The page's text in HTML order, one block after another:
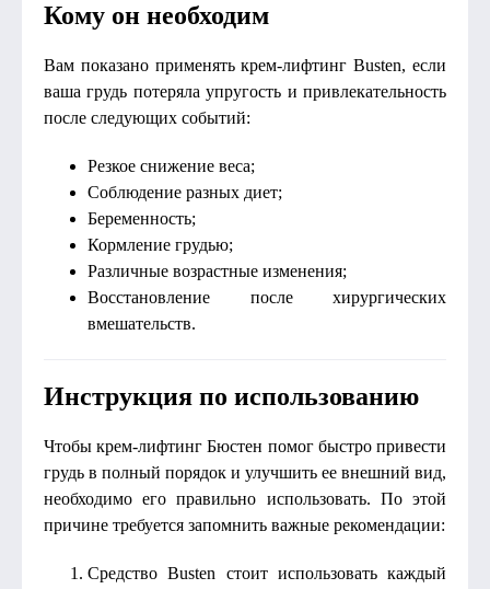
Кому он необходим
Вам показано применять крем-лифтинг Busten, если
ваша грудь потеряла упругость и привлекательность
после следующих событий:
Резкое снижение веса;
Соблюдение разных диет;
Беременность;
Кормление грудью;
Различные возрастные изменения;
Восстановление после хирургических
вмешательств.
Инструкция по использованию
Чтобы крем-лифтинг Бюстен помог быстро привести
грудь в полный порядок и улучшить ее внешний вид,
необходимо его правильно использовать. По этой
причине требуется запомнить важные рекомендации:
Средство Busten стоит использовать каждый